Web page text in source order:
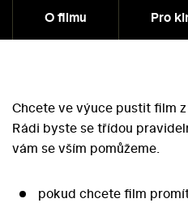
O filmu Pro
Chcete ve výuce pustit film
Rádi byste se třídou
vám se vším pomůžeme.
pokud chcete film